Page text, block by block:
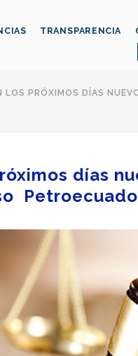
TRANSPARENCIA
LOS PRÓXIMOS DÍAS
días